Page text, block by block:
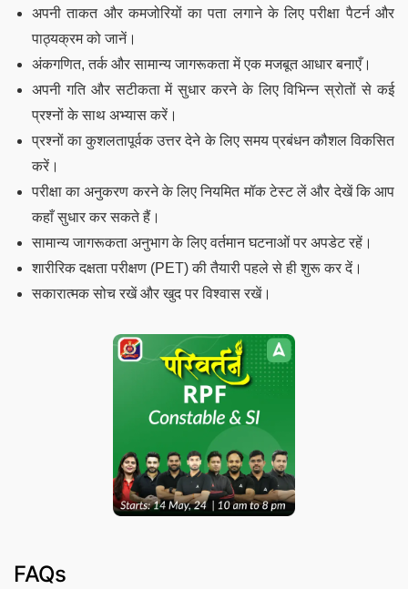
अपनी ताकत और कमजोरियों का पता लगाने के लिए परीक्षा पैटर्न और
पाठ्यक्रम को जानें।
अंकगणित, तर्क और सामान्य जागरूकता में एक मजबूत आधार बनाएँ।
अपनी गति और सटीकता में सुधार करने के लिए विभिन्न स्रोतों से कई
प्रश्नों के साथ अभ्यास करें।
प्रश्नों का कुशलतापूर्वक उत्तर देने के लिए समय प्रबंधन कौशल विकसित
करें।
परीक्षा का अनुकरण करने के लिए नियमित मॉक टेस्ट लें और देखें कि आप
कहाँ सुधार कर सकते हैं।
सामान्य जागरूकता अनुभाग के लिए वर्तमान घटनाओं पर अपडेट रहें।
शारीरिक दक्षता परीक्षण (PET) की तैयारी पहले से ही शुरू कर दें।
सकारात्मक सोच रखें और खुद पर विश्वास रखें।
FAQs